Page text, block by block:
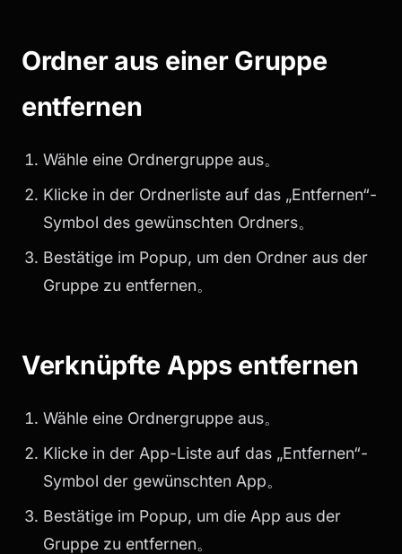
Ordner aus einer Gruppe
entfernen
Wähle eine Ordnergruppe aus。
Klicke in der Ordnerliste auf das „Entfernen“-
Symbol des gewünschten Ordners。
Bestätige im Popup, um den Ordner aus der
Gruppe zu entfernen。
Verknüpfte Apps entfernen
Wähle eine Ordnergruppe aus。
Klicke in der App-Liste auf das „Entfernen“-
Symbol der gewünschten App。
Bestätige im Popup, um die App aus der
Gruppe zu entfernen。